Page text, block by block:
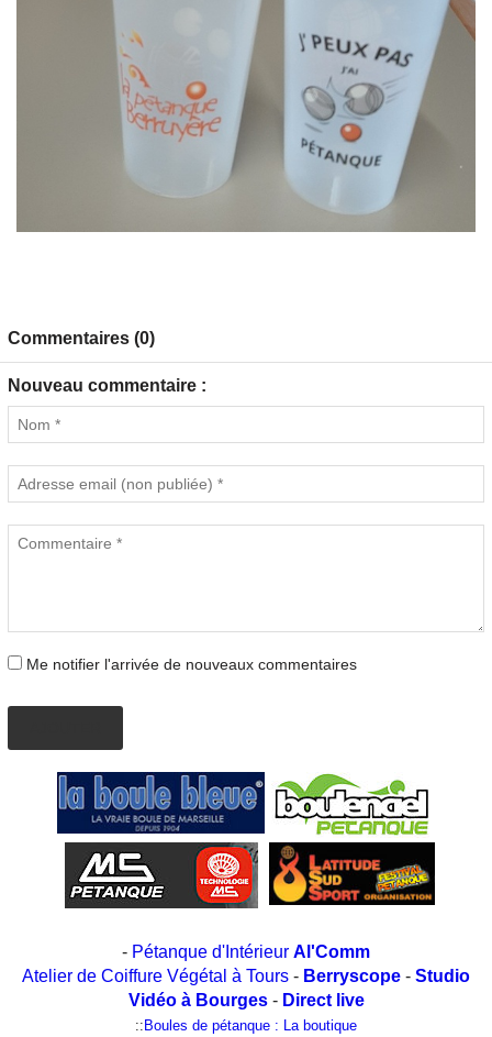
Commentaires (0)
Nouveau commentaire :
Me notifier l'arrivée de nouveaux commentaires
- Pétanque d'Intérieur Al'Comm
Atelier de Coiffure Végétal à Tours - Berryscope - Studio
Vidéo à Bourges- Direct live
:: Boules de pétanque : La boutique